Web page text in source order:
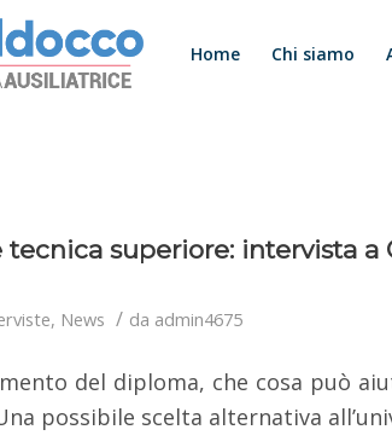
Home Chi siamo
tecnica superiore: intervista
, News / da admin4675
del diploma, che cosa può
possibile scelta alternativa